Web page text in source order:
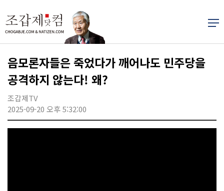
음모론자들은 죽었다가 깨어나도 민주당을
공격하지 않는다! 왜?
조갑제TV
2025-09-20 오후 5:32:00